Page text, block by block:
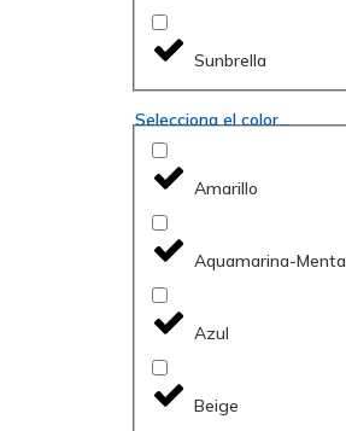
Sunbrella
Selecciona el color...
Amarillo
Aquamarina-Menta
Azul
Beige